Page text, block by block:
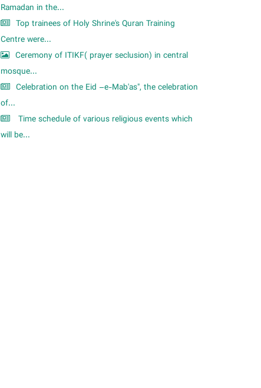
Ramadan in the...
Top trainees of Holy Shrine's Quran Training
Centre were...
Ceremony of ITIKF( prayer seclusion) in central
mosque...
Celebration on the Eid –e-Mab'as", the celebration
of...
Time schedule of various religious events which
will be...